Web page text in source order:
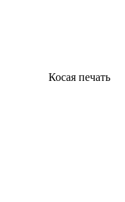
Косая печать